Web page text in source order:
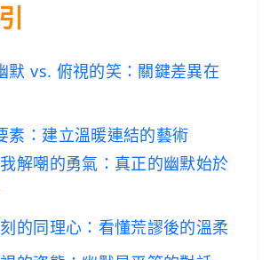
默 vs. 俯視的笑：關鍵差異在
素：建立溫暖連結的藝術
解嘲的勇氣：真正的幽默始於
的同理心：看懂荒謬後的溫柔